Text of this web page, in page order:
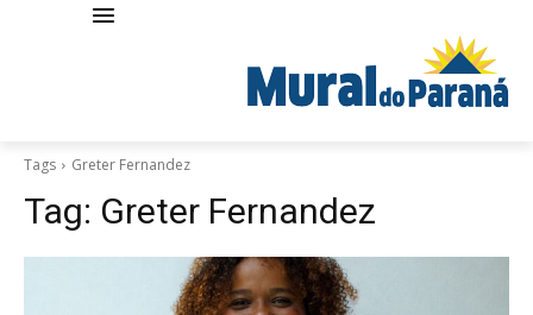
Tags Greter Fernandez
Tag: Greter Fernandez